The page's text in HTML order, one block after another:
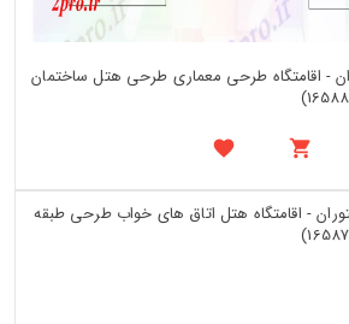
- اقامتگاه طرحی معماری طرحی هتل ساختمان